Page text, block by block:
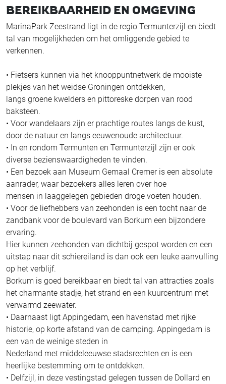
BEREIKBAARHEID EN OMGEVING
MarinaPark Zeestrand ligt in de regio Termunterzijl en biedt
tal van mogelijkheden om het omliggende gebied te
verkennen.
• Fietsers kunnen via het knooppuntnetwerk de mooiste
plekjes van het weidse Groningen ontdekken,
langs groene kwelders en pittoreske dorpen van rood
baksteen.
• Voor wandelaars zijn er prachtige routes langs de kust,
door de natuur en langs eeuwenoude architectuur.
• In en rondom Termunten en Termunterzijl zijn er ook
diverse bezienswaardigheden te vinden.
• Een bezoek aan Museum Gemaal Cremer is een absolute
aanrader, waar bezoekers alles leren over hoe
mensen in laaggelegen gebieden droge voeten houden.
• Voor de liefhebbers van zeehonden is een tocht naar de
zandbank voor de boulevard van Borkum een bijzondere
ervaring.
Hier kunnen zeehonden van dichtbij gespot worden en een
uitstap naar dit schiereiland is dan ook een leuke aanvulling
op het verblijf.
Borkum is goed bereikbaar en biedt tal van attracties zoals
het charmante stadje, het strand en een kuurcentrum met
verwarmd zeewater.
• Daarnaast ligt Appingedam, een havenstad met rijke
historie, op korte afstand van de camping. Appingedam is
een van de weinige steden in
Nederland met middeleeuwse stadsrechten en is een
heerlijke bestemming om te ontdekken.
• Delfzijl, in deze vestingstad gelegen tussen de Dollard en